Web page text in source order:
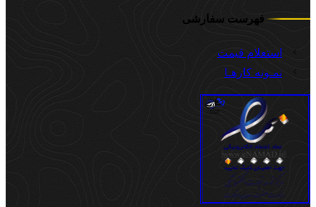
فهرست سفارشی
استعلام قیمت
نمـونه کارهـا